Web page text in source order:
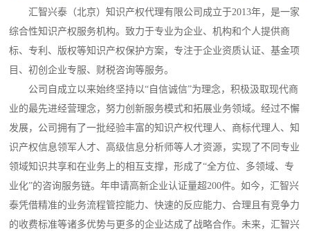
汇智兴泰（北京）知识产权代理有限公司成立于2013年，是一家
综合性知识产权服务机构。致力于专业为企业、机构和个人提供商
标、专利、版权等知识产权保护方案，专注于企业资质认证、基金项
目、初创企业专服、财税咨询等服务。
公司自成立以来始终坚持以“自信诚信”为理念，积极汲取现代商
业的最先进经营理念，努力创新服务模式和拓展业务领域。经过不懈
发展，公司拥有了一批经验丰富的知识产权代理人、商标代理人、知
识产权信息领军人才、高级信息分析师等人才资源，实现了不同专业
领域知识共享和在业务上的相互支撑，形成了“全方位、多领域、专
业化”的咨询服务链。年申请高新企业认证量超200件。如今，汇智兴
泰凭借精准的业务流程管控能力、快速的反应能力、合理且有竞争力
的收费标准等诸多优势与更多的企业达成了战略合作。未来，汇智兴